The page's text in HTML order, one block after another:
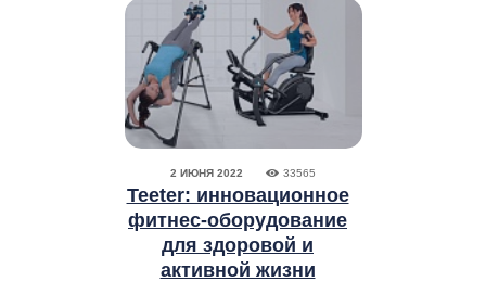
2 ИЮНЯ 2022 33565
Teeter: инновационное
фитнес-оборудование
для здоровой и
активной жизни